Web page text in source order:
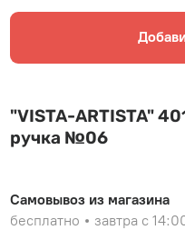
"VISTA-ARTISTA"
ручка №06
Самовывоз из магазина
бесплатно
завтра с